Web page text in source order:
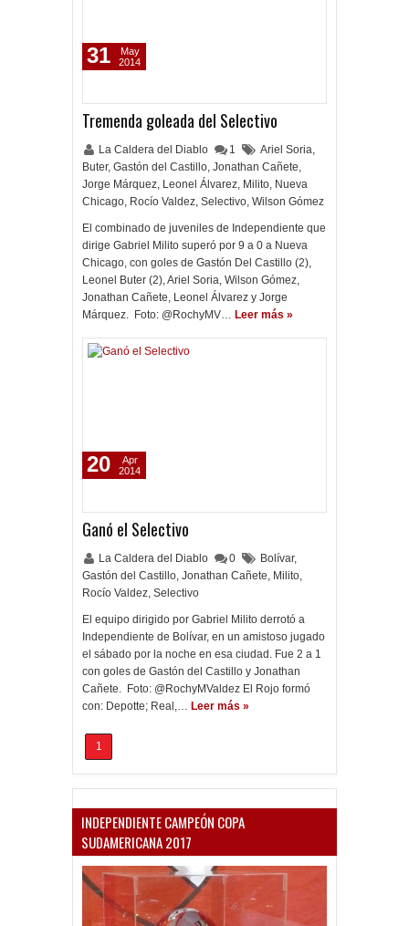
Tremenda goleada del Selectivo
La Caldera del Diablo 1 Ariel Soria,
Buter, Gastón del Castillo, Jonathan Cañete,
Jorge Márquez, Leonel Álvarez, Milito, Nueva
Chicago, Rocío Valdez, Selectivo, Wilson Gómez
El combinado de juveniles de Independiente que
dirige Gabriel Milito superó por 9 a 0 a Nueva
Chicago, con goles de Gastón Del Castillo (2),
Leonel Buter (2), Ariel Soria, Wilson Gómez,
Jonathan Cañete, Leonel Álvarez y Jorge
Márquez. Foto: @RochyMV… Leer más »
31
May
2014
Ganó el Selectivo
La Caldera del Diablo 0 Bolívar,
Gastón del Castillo, Jonathan Cañete, Milito,
Rocío Valdez, Selectivo
El equipo dirigido por Gabriel Milito derrotó a
Independiente de Bolívar, en un amistoso jugado
el sábado por la noche en esa ciudad. Fue 2 a 1
con goles de Gastón del Castillo y Jonathan
Cañete. Foto: @RochyMValdez El Rojo formó
con: Depotte; Real,… Leer más »
20
Apr
2014
1
INDEPENDIENTE CAMPEÓN COPA
SUDAMERICANA 2017